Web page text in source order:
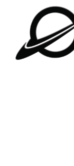
content